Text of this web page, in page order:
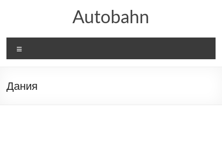
Autobahn
Дания